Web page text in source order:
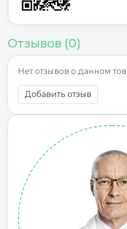
Отзывов (0)
Нет отзывов о данном
Добавить отзыв